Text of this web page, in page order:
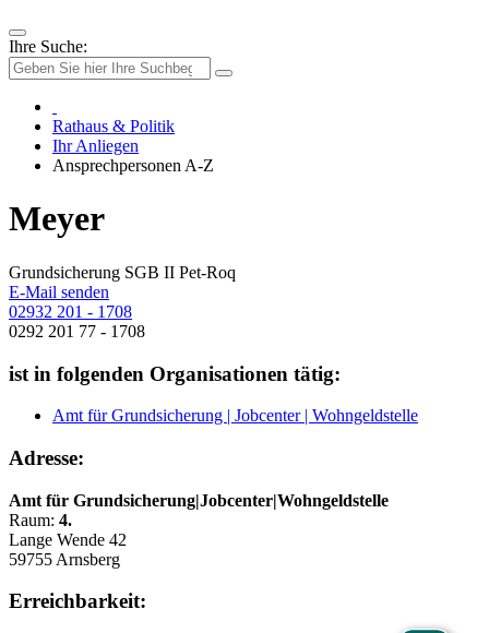
Ihre Suche:
Rathaus & Politik
Ihr Anliegen
Ansprechpersonen A-Z
Meyer
Grundsicherung SGB II Pet-Roq
E-Mail senden
02932 201 - 1708
0292 201 77 - 1708
ist in folgenden Organisationen tätig:
Amt für Grundsicherung | Jobcenter | Wohngeldstelle
Adresse:
Amt für Grundsicherung|Jobcenter|Wohngeldstelle
Raum: 4.
Lange Wende 42
59755 Arnsberg
Erreichbarkeit: